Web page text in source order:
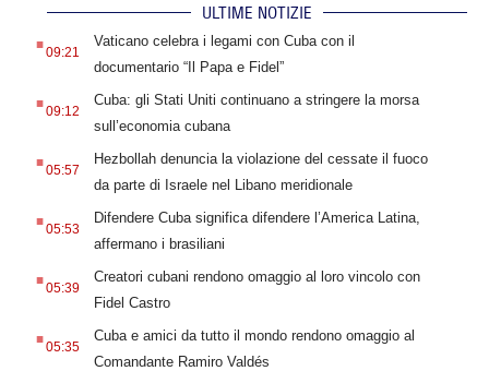
ULTIME NOTIZIE
.09:21
Vaticano celebra i legami con Cuba con il
documentario “Il Papa e Fidel”
.09:12
Cuba: gli Stati Uniti continuano a stringere la morsa
sull’economia cubana
.05:57
Hezbollah denuncia la violazione del cessate il fuoco
da parte di Israele nel Libano meridionale
.05:53
Difendere Cuba significa difendere l’America Latina,
affermano i brasiliani
.05:39
Creatori cubani rendono omaggio al loro vincolo con
Fidel Castro
.05:35
Cuba e amici da tutto il mondo rendono omaggio al
Comandante Ramiro Valdés